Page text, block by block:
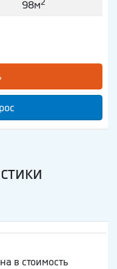
98м
в стоимость